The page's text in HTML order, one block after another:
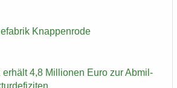
Knap­pen­ro­de
er­hält 4,8 Mil­lio­nen Euro zur Ab­mil­